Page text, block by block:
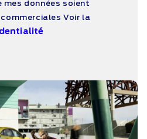
mes données soient
Voir la